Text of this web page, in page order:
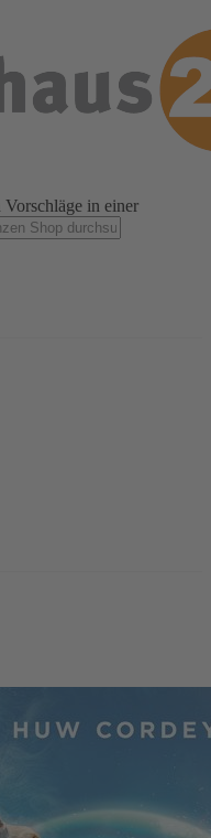
in einer